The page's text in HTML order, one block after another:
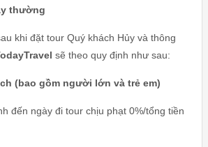
thường
khi đặt tour Quý khách Hủy và thông
sẽ theo quy định như sau:
(bao gồm người lớn và trẻ em)
đến ngày đi tour chịu phạt 0%/tổng tiền